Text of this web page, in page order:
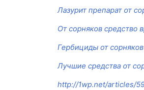
Лазурит препарат от
От сорняков средство
Гербициды от
Лучшие средства от
http://1wp.net/articles/